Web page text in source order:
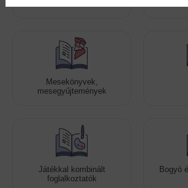
Mesekönyvek,
mesegyűjtemények
Játékkal kombinált
foglalkoztatók
Bogyó